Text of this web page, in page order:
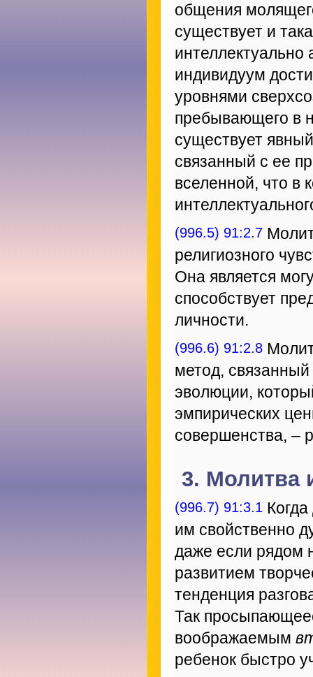
общения
существует и
индивидуум
уровнями
пребывающего в
существует
связанный с ее
вселенной, что в
(996.5) 91:2.7
религиозного
Она является
способствует
личности.
(996.6) 91:2.8
метод,
эволюции,
эмпирических
совершенства, –
3. Молитва
(996.7) 91:3.1
им свойственно
даже если рядом
развитием
тенденция
Так
воображаемым
ребенок быстро